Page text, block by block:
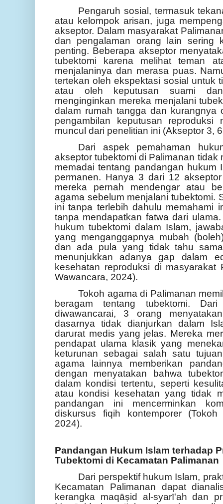
Pengaruh sosial, termasuk
atau kelompok arisan, juga
akseptor. Dalam masyarakat
dan pengalaman orang lain sering
penting. Beberapa akseptor
tubektomi karena melihat teman
menjalaninya dan merasa puas.
tertekan oleh ekspektasi sosial untuk
atau oleh keputusan suami
menginginkan mereka menjalani
dalam rumah tangga dan kurangnya
pengambilan keputusan
muncul dari penelitian ini (Akseptor 3,
Dari aspek pemahaman
akseptor tubektomi di Palimanan tidak
memadai tentang pandangan hukum
permanen. Hanya 3 dari 12
mereka pernah mendengar atau
agama sebelum menjalani tubektomi.
ini tanpa terlebih dahulu memahami
tanpa mendapatkan fatwa dari
hukum tubektomi dalam Islam,
yang menganggapnya mubah
dan ada pula yang tidak tahu
menunjukkan adanya gap dalam
kesehatan reproduksi di masyarakat
Wawancara, 2024).
Tokoh agama di Palimanan
beragam tentang tubektomi.
diwawancarai, 3 orang
dasarnya tidak dianjurkan dalam
darurat medis yang jelas. Mereka
pendapat ulama klasik yang
keturunan sebagai salah satu
agama lainnya memberikan
dengan menyatakan bahwa
dalam kondisi tertentu, seperti
atau kondisi kesehatan yang tidak
pandangan ini mencerminkan
diskursus fiqih kontemporer
2024).
Pandangan Hukum Islam terhadap
Tubektomi di Kecamatan Palimanan
Dari perspektif hukum Islam,
Kecamatan Palimanan dapat
kerangka maqāṣid al-syarī'ah dan